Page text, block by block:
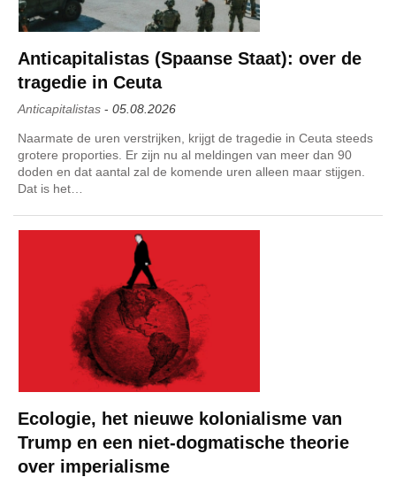
Anticapitalistas (Spaanse Staat): over de
tragedie in Ceuta
Anticapitalistas - 05.08.2026
Naarmate de uren verstrijken, krijgt de tragedie in Ceuta steeds
grotere proporties. Er zijn nu al meldingen van meer dan 90
doden en dat aantal zal de komende uren alleen maar stijgen.
Dat is het…
Ecologie, het nieuwe kolonialisme van
Trump en een niet-dogmatische theorie
over imperialisme